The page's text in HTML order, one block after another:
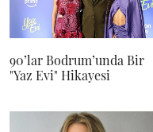
90’lar Bodrum’unda Bir
"Yaz Evi" Hikayesi